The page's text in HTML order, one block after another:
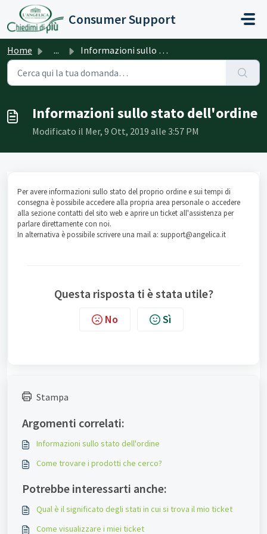
Salta al contenuto principale
Consumer Support
Home ... Informazioni sullo stato dell'ordine
Informazioni sullo stato dell'ordine
Modificato il Mer, 9 Ott, 2019 alle 3:57 PM
Per avere informazioni sullo stato del proprio ordine e sui tempi di
consegna è possibile accedere alla propria area personale o accedere
alla sezione contatti del sito web e aprire un ticket all'assistenza per
parlare direttamente con noi.
In alternativa è possibile scrivere una mail a: support@angelica.it
Questa risposta ti è stata utile?
No Sì
Stampa
Argomenti correlati:
Informazioni sullo stato dell'ordine
Come trovare i prodotti che cerco?
Potrebbe interessarti anche:
Qual è il significato degli stati in cui si trova il mio ticket
Come visualizzare i miei ticket